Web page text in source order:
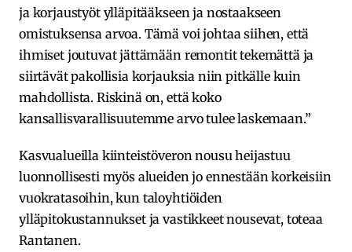
ja korjaustyöt ylläpitääkseen ja nostaakseen
omistuksensa arvoa. Tämä voi johtaa siihen, että
ihmiset joutuvat jättämään remontit tekemättä ja
siirtävät pakollisia korjauksia niin pitkälle kuin
mahdollista. Riskinä on, että koko
kansallisvarallisuutemme arvo tulee laskemaan.”
Kasvualueilla kiinteistöveron nousu heijastuu
luonnollisesti myös alueiden jo ennestään korkeisiin
vuokratasoihin, kun taloyhtiöiden
ylläpitokustannukset ja vastikkeet nousevat, toteaa
Rantanen.